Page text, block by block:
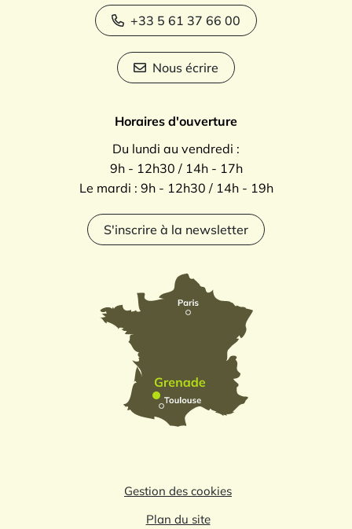
+33 5 61 37 66 00
Nous écrire
Horaires d'ouverture
Du lundi au vendredi :
9h - 12h30 / 14h - 17h
Le mardi : 9h - 12h30 / 14h - 19h
S'inscrire à la newsletter
Gestion des cookies
Plan du site